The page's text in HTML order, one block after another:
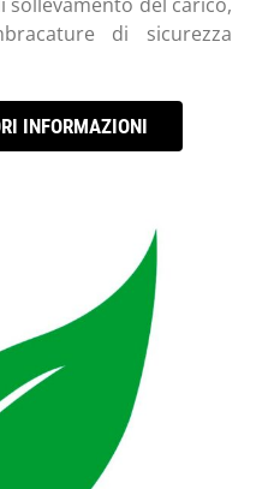
di sicurezza
INFORMAZIONI